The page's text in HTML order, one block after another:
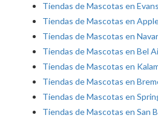
Tiendas de Mascotas en
Tiendas de Mascotas en
Tiendas de Mascotas en
Tiendas de Mascotas en Bel
Tiendas de Mascotas en
Tiendas de Mascotas en
Tiendas de Mascotas en
Tiendas de Mascotas en San